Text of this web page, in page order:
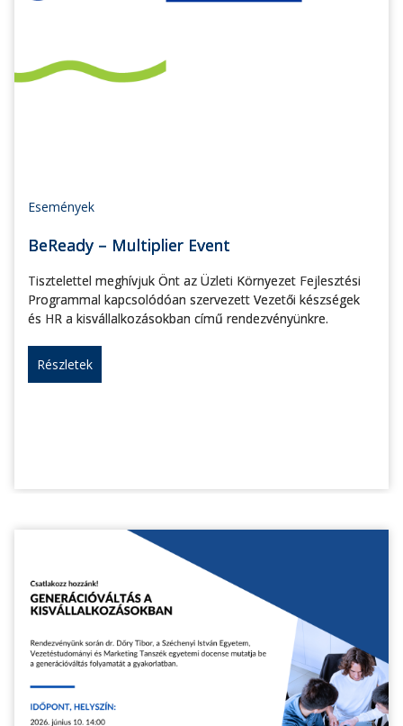
Események
BeReady – Multiplier Event
Tisztelettel meghívjuk Önt az Üzleti Környezet Fejlesztési
Programmal kapcsolódóan szervezett Vezetői készségek
és HR a kisvállalkozásokban című rendezvényünkre.
Részletek